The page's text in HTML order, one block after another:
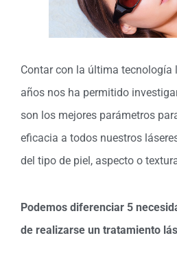
Contar con la última tecnología
años nos ha permitido
son los mejores parámetros
eficacia a todos nuestros
del tipo de piel, aspecto o
Podemos diferenciar 5
de realizarse un tratamiento